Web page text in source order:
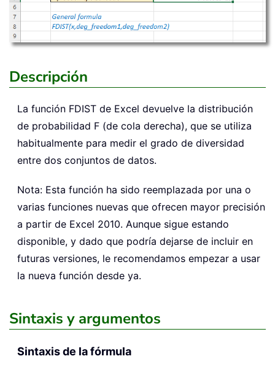
Descripción
La función FDIST de Excel devuelve la distribución
de probabilidad F (de cola derecha), que se utiliza
habitualmente para medir el grado de diversidad
entre dos conjuntos de datos.
Nota: Esta función ha sido reemplazada por una o
varias funciones nuevas que ofrecen mayor precisión
a partir de Excel 2010. Aunque sigue estando
disponible, y dado que podría dejarse de incluir en
futuras versiones, le recomendamos empezar a usar
la nueva función desde ya.
Sintaxis y argumentos
Sintaxis de la fórmula